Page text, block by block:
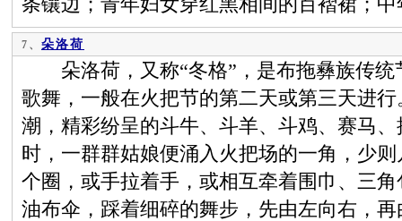
7、 朵洛荷
朵洛荷，又称“冬格”，是布拖彝族传
歌舞，一般在火把节的第二天或第三天进
潮，精彩纷呈的斗牛、斗羊、斗鸡、赛马
时，一群群姑娘便涌入火把场的一角，少
个圈，或手拉着手，或相互牵着围巾、三
油布伞，踩着细碎的舞步，先由左向右，